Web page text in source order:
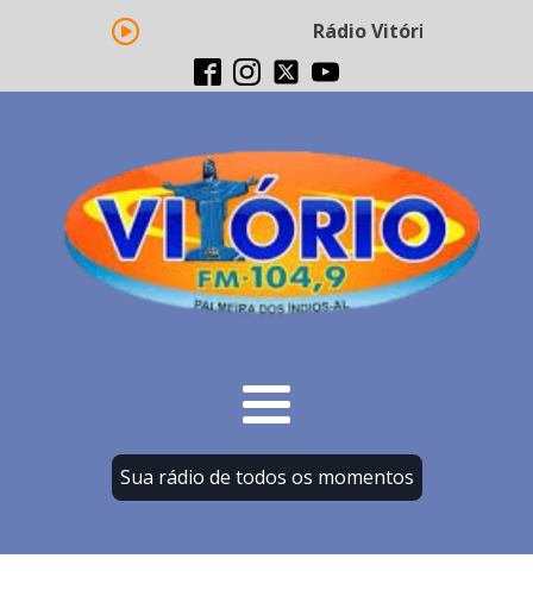
Rádio Vitório FM -
Sua rádio de todos os momentos